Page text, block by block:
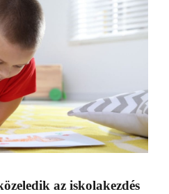
az iskolakezdés